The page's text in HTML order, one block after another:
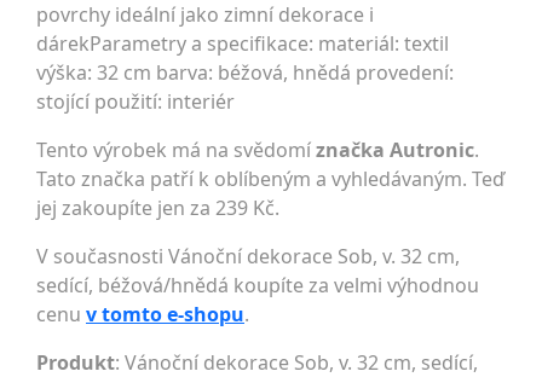
povrchy ideální jako zimní dekorace i
dárekParametry a specifikace: materiál: textil
výška: 32 cm barva: béžová, hnědá provedení:
stojící použití: interiér
Tento výrobek má na svědomíznačka Autronic.
Tato značka patří k oblíbeným a vyhledávaným. Teď
jej zakoupíte jen za 239 Kč.
V současnosti Vánoční dekorace Sob, v. 32 cm,
sedící, béžová/hnědá koupíte za velmi výhodnou
cenu v tomto e-shopu.
Produkt: Vánoční dekorace Sob, v. 32 cm, sedící,